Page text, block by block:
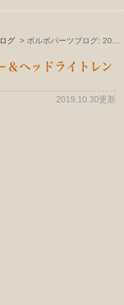
グ
＆ヘッドライトレン
2019.10.30更新